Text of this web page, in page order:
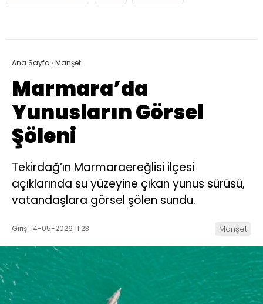
Ana Sayfa ›Manşet
Marmara’da
Yunusların Görsel
Şöleni
Tekirdağ’ın Marmaraereğlisi ilçesi
açıklarında su yüzeyine çıkan yunus sürüsü,
vatandaşlara görsel şölen sundu.
Giriş: 14-05-2026 11:23 Manşet